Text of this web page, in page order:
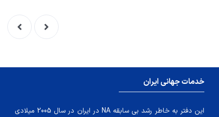
خدمات جهانی ایران
این دفتر به خاطر رشد بی سابقه NA در ایران در سال 2005 میلادی